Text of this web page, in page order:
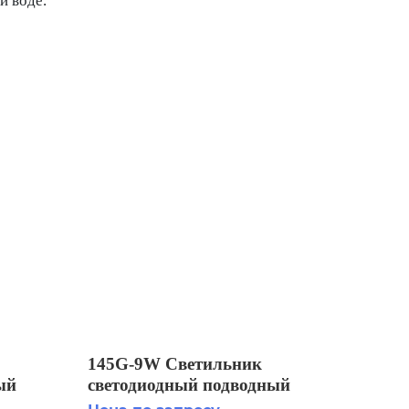
145G-9W Светильник
светодиодный подводный